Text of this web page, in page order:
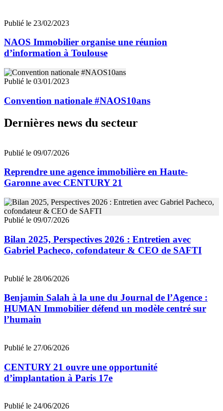
Publié le 23/02/2023
NAOS Immobilier organise une réunion
d’information à Toulouse
Publié le 03/01/2023
Convention nationale #NAOS10ans
Dernières news du secteur
Publié le 09/07/2026
Reprendre une agence immobilière en Haute-
Garonne avec CENTURY 21
Publié le 09/07/2026
Bilan 2025, Perspectives 2026 : Entretien avec
Gabriel Pacheco, cofondateur & CEO de SAFTI
Publié le 28/06/2026
Benjamin Salah à la une du Journal de l’Agence :
HUMAN Immobilier défend un modèle centré sur
l’humain
Publié le 27/06/2026
CENTURY 21 ouvre une opportunité
d’implantation à Paris 17e
Publié le 24/06/2026